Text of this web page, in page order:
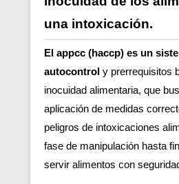
una intoxicación.
El appcc (haccp) es un
autocontrol y prerrequisitos
inocuidad alimentaria, que
aplicación de medidas
peligros de intoxicaciones
fase de manipulación hasta
servir alimentos con